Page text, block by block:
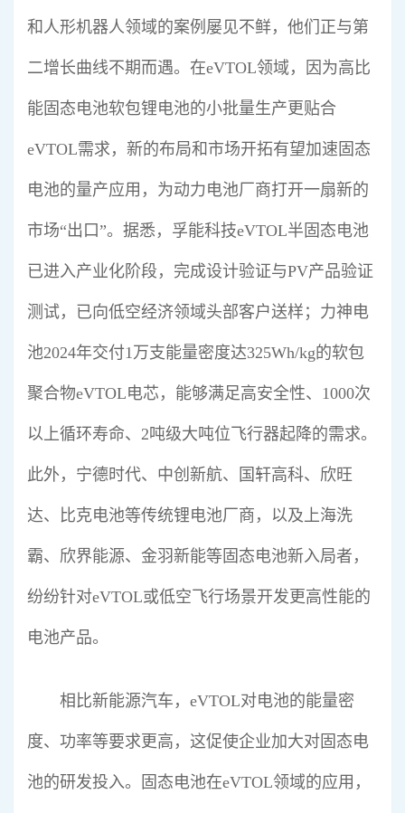
和人形机器人领域的案例屡见不鲜，他们正与第
二增长曲线不期而遇。在eVTOL领域，因为高比
能固态电池软包锂电池的小批量生产更贴合
eVTOL需求，新的布局和市场开拓有望加速固态
电池的量产应用，为动力电池厂商打开一扇新的
市场“出口”。据悉，孚能科技eVTOL半固态电池
已进入产业化阶段，完成设计验证与PV产品验证
测试，已向低空经济领域头部客户送样；力神电
池2024年交付1万支能量密度达325Wh/kg的软包
聚合物eVTOL电芯，能够满足高安全性、1000次
以上循环寿命、2吨级大吨位飞行器起降的需求。
此外，宁德时代、中创新航、国轩高科、欣旺
达、比克电池等传统锂电池厂商，以及上海洗
霸、欣界能源、金羽新能等固态电池新入局者，
纷纷针对eVTOL或低空飞行场景开发更高性能的
电池产品。
相比新能源汽车，eVTOL对电池的能量密
度、功率等要求更高，这促使企业加大对固态电
池的研发投入。固态电池在eVTOL领域的应用，